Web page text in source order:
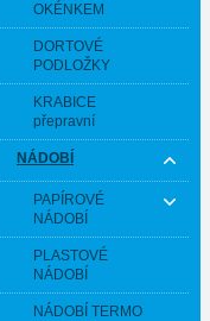
OKÉNKEM
DORTOVÉ
PODLOŽKY
KRABICE
přepravní
NÁDOBÍ
PAPÍROVÉ
NÁDOBÍ
PLASTOVÉ
NÁDOBÍ
NÁDOBÍ TERMO